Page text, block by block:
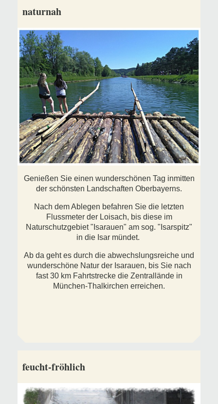
naturnah
Genießen Sie einen wunderschönen Tag inmitten
der schönsten Landschaften Oberbayerns.
Nach dem Ablegen befahren Sie die letzten
Flussmeter der Loisach, bis diese im
Naturschutzgebiet "Isarauen" am sog. "Isarspitz"
in die Isar mündet.
Ab da geht es durch die abwechslungsreiche und
wunderschöne Natur der Isarauen, bis Sie nach
fast 30 km Fahrtstrecke die Zentrallände in
München-Thalkirchen erreichen.
feucht-fröhlich